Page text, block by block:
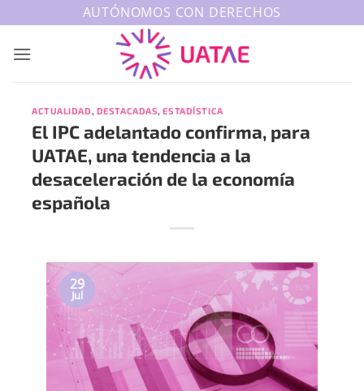
al
AUTÓNOMOS CON DERECHOS
ACTUALIDAD, DESTACADAS,ESTADÍSTICA
El IPC adelantado confirma, para
UATAE, una tendencia a la
desaceleración de la economía
española
29
Jul